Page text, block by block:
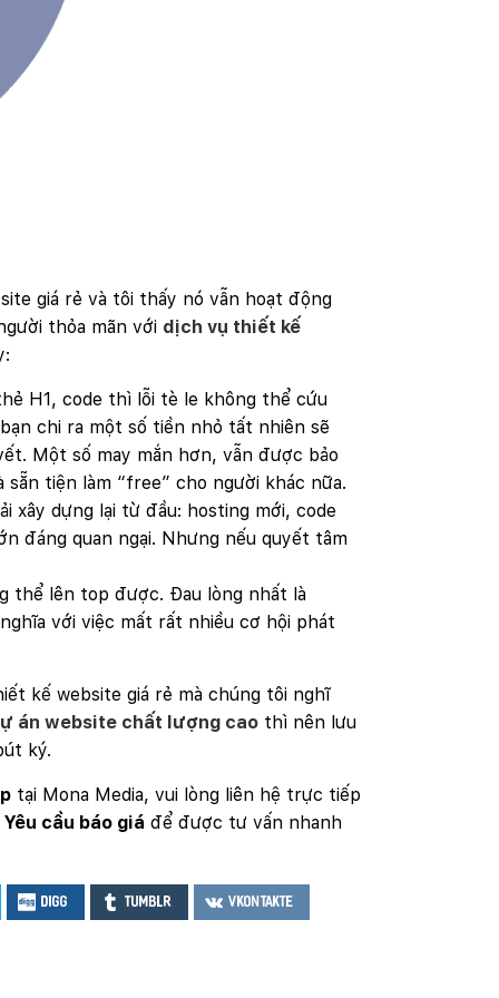
giá rẻ và tôi thấy nó vẫn hoạt động
thỏa mãn với dịch vụ thiết kế
H1, code thì lỗi tè le không thể cứu
chi ra một số tiền nhỏ tất nhiên sẽ
Một số may mắn hơn, vẫn được bảo
tiện làm “free” cho người khác nữa.
xây dựng lại từ đầu: hosting mới, code
đáng quan ngại. Nhưng nếu quyết tâm
thể lên top được. Đau lòng nhất là
với việc mất rất nhiều cơ hội phát
kế website giá rẻ mà chúng tôi nghĩ
án website chất lượng caothì nên lưu
ký.
tại Mona Media, vui lòng liên hệ trực tiếp
Yêu cầu báo giá để được tư vấn nhanh
Digg Tumblr VKontakte